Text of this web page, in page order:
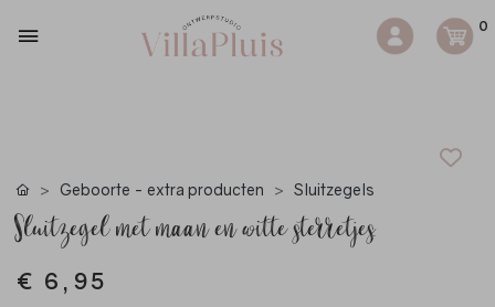
0
Geboorte - extra producten Sluitzegels
Sluitzegel met maan en witte sterretjes.
€ 6,95